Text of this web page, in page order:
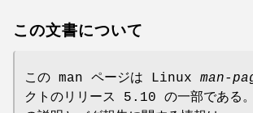
この文書について
この man ページは Linux man-
クトのリリース 5.10 の一部である